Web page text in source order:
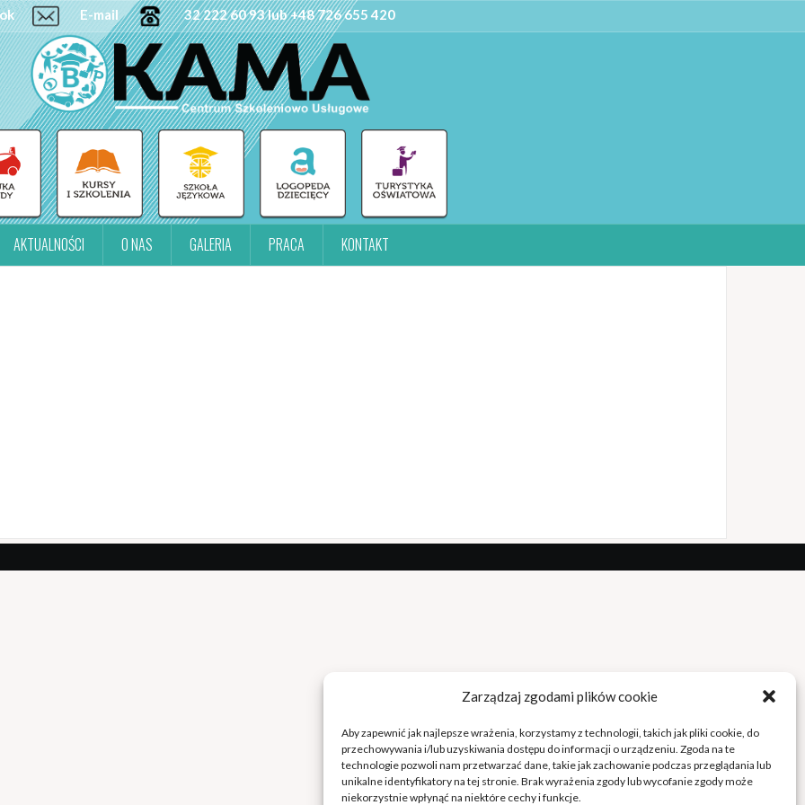
Zarządzaj zgodami plików cookie
Aby zapewnić jak najlepsze wrażenia, korzystamy z technologii, takich jak pliki cookie, do
przechowywania i/lub uzyskiwania dostępu do informacji o urządzeniu. Zgoda na te
technologie pozwoli nam przetwarzać dane, takie jak zachowanie podczas przeglądania lub
unikalne identyfikatory na tej stronie. Brak wyrażenia zgody lub wycofanie zgody może
niekorzystnie wpłynąć na niektóre cechy i funkcje.
E-mail 32 222 60 93 lub +48 726 655 420
AKTUALNOŚCI O NAS GALERIA PRACA KONTAKT